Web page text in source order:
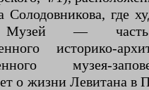
Солодовникова, где
Музей — часть
историко-
музея-
о жизни Левитана в